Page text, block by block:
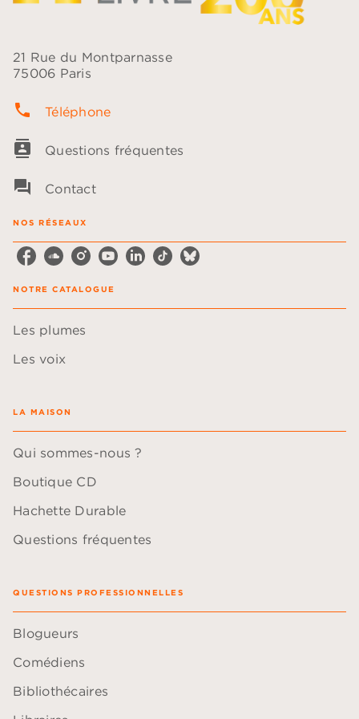
21 Rue du Montparnasse
75006 Paris
phone Téléphone
contacts Questions fréquentes
question_answer Contact
NOS RÉSEAUX
NOTRE CATALOGUE
Les plumes
Les voix
LA MAISON
Qui sommes-nous ?
Boutique CD
Hachette Durable
Questions fréquentes
QUESTIONS PROFESSIONNELLES
Blogueurs
Comédiens
Bibliothécaires